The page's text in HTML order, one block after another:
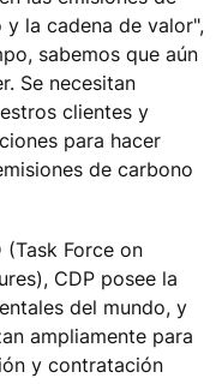
la cadena de valor",
sabemos que aún
Se necesitan
clientes y
para hacer
de carbono
Force on
CDP posee la
del mundo, y
ampliamente para
y contratación